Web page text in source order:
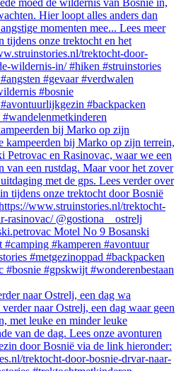
bij Marko op zijn
naar Ostrelj, een dag wa